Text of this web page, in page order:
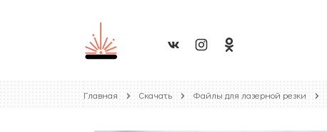
Главная Скачать Файлы для лазерной резки